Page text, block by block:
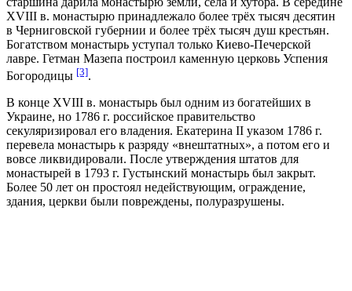
XVIII в. монастырю принадлежало более трёх тысяч десятин
в Черниговской губернии и более трёх тысяч душ крестьян.
Богатством монастырь уступал только Киево-Печерской
лавре. Гетман Мазепа построил каменную церковь Успения
Богородицы [3].
В конце XVIII в. монастырь был одним из богатейших в
Украине, но 1786 г. российское правительство
секуляризировал его владения. Екатерина II указом 1786 г.
перевела монастырь к разряду «внештатных», а потом его и
вовсе ликвидировали. После утверждения штатов для
монастырей в 1793 г. Густынский монастырь был закрыт.
Более 50 лет он простоял недействующим, ограждение,
здания, церкви были повреждены, полуразрушены.